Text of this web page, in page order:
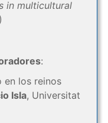
in multicultural
:
en los reinos
Isla, Universitat